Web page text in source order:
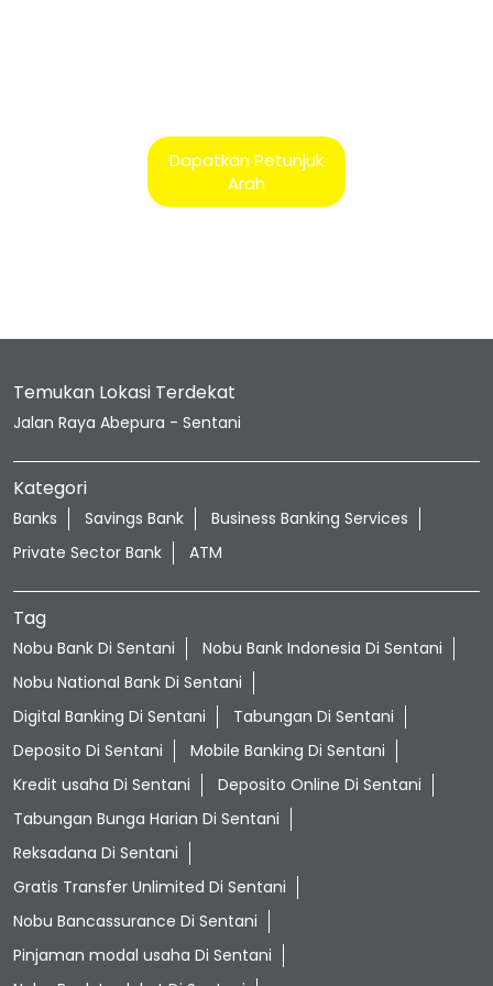
Dapatkan Petunjuk
Arah
Temukan Lokasi Terdekat
Jalan Raya Abepura - Sentani
Kategori
Banks Savings Bank
Business Banking Services
Private Sector Bank
ATM
Tag
Nobu Bank Di Sentani
Nobu Bank Indonesia Di Sentani
Nobu National Bank Di Sentani
Digital Banking Di Sentani
Tabungan Di Sentani
Deposito Di Sentani
Mobile Banking Di Sentani
Kredit usaha Di Sentani
Deposito Online Di Sentani
Tabungan Bunga Harian Di Sentani
Reksadana Di Sentani
Gratis Transfer Unlimited Di Sentani
Nobu Bancassurance Di Sentani
Pinjaman modal usaha Di Sentani